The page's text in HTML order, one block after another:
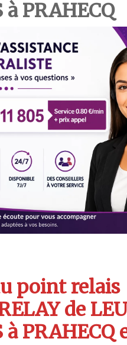
à PRAHECQ
point relais
de
à PRAHECQ